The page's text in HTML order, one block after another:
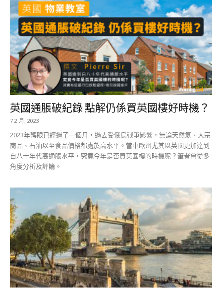
英國通脹破紀錄 點解仍係買英國樓好時機？
7 2 月, 2023
2023年轉眼已經過了一個月，過去受俄烏戰爭影響，無論天然氣、大宗
商品、石油以至食品價格都處於高水平。當中歐州尤其以英國更加達到
自八十年代高通脹水平，究竟今年是否買英國樓的時機呢？筆者會從多
角度分析及評論。